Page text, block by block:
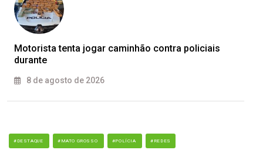
Motorista tenta jogar caminhão contra policiais
durante
8 de agosto de 2026
#DESTAQUE #MATO GROSSO #POLÍCIA #REDES